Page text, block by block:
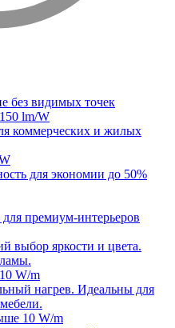
без видимых точек
lm/W
коммерческих и жилых
для экономии до 50%
для премиум-интерьеров
выбор яркости и цвета.
W/m
нагрев. Идеальны для
10 W/m